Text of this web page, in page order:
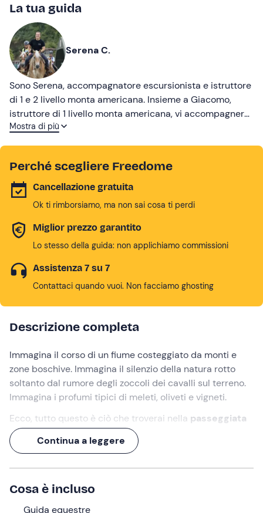
La tua guida
Serena C.
Sono Serena, accompagnatore escursionista e istruttore
di 1 e 2 livello monta americana. Insieme a Giacomo,
istruttore di 1 livello monta americana, vi accompagnerò
in passeggiate ed esperienze da vivere in sicurezza e
Mostra di più
Perché scegliere Freedome
Cancellazione gratuita
Ok ti rimborsiamo, ma non sai cosa ti perdi
Miglior prezzo garantito
Lo stesso della guida: non applichiamo commissioni
Assistenza 7 su 7
Contattaci quando vuoi. Non facciamo ghosting
Descrizione completa
Immagina il corso di un fiume costeggiato da monti e
zone boschive. Immagina il silenzio della natura rotto
soltanto dal rumore degli zoccoli dei cavalli sul terreno.
Immagina i profumi tipici di meleti, oliveti e vigneti.
Ecco, tutto questo è ciò che troverai nella passeggiata
a cavallodi un'ora lungo il fiume Sarca in Trentino
Un’occasione unica di vivere il territorio in chiave
Sali in sella e vivi un’escursione che ti farà fare il pieno di
energia e di sorrisi!
Continua a leggere
Cosa è incluso
Guida equestre